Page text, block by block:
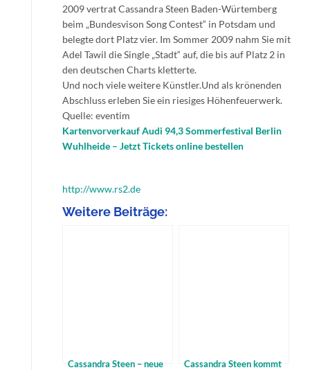
2009 vertrat Cassandra Steen Baden-Würtemberg
beim „Bundesvison Song Contest“ in Potsdam und
belegte dort Platz vier. Im Sommer 2009 nahm Sie mit
Adel Tawil die Single „Stadt“ auf, die bis auf Platz 2 in
den deutschen Charts kletterte.
Und noch viele weitere Künstler.Und als krönenden
Abschluss erleben Sie ein riesiges Höhenfeuerwerk.
Quelle: eventim
Kartenvorverkauf Audi 94,3 Sommerfestival Berlin
Wuhlheide – Jetzt Tickets online bestellen
http://www.rs2.de
Weitere Beiträge:
Cassandra Steen – neue
Cassandra Steen kommt